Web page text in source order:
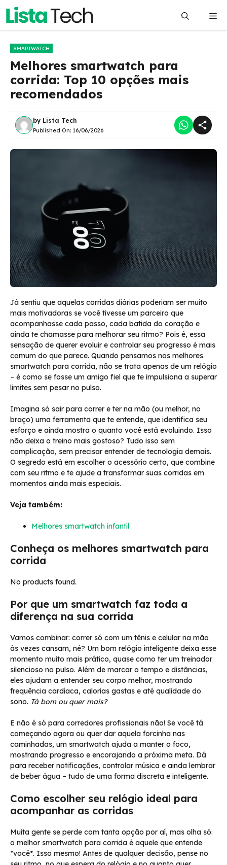
Pular
o
SMARTWATCH
Melhores smartwatch para
corrida: Top 10 opções mais
recomendados
by Lista Tech
Published On: 16/06/2026
Já sentiu que aquelas corridas diárias poderiam ser muito
mais motivadoras se você tivesse um parceiro que
acompanhasse cada passo, cada batida do coração e
ainda te chamasse para melhorar seu ritmo? Pois é, essa
sensação de querer evoluir e controlar seu progresso é mais
comum do que parece. Quando pensamos nos melhores
smartwatch para corrida, não se trata apenas de um relógio
– é como se fosse um amigo fiel que te impulsiona a superar
limites sem pesar no pulso.
Imagina só sair para correr e ter na mão (ou melhor, no
braço) uma ferramenta que te entende, que identifica seu
esforço e ainda mostra o quanto você está evoluindo. Isso
não deixa o treino mais gostoso? Tudo isso sem
complicação, sem precisar entender de tecnologia demais.
O segredo está em escolher o acessório certo, que combine
com seu ritmo e te ajude a transformar suas corridas em
momentos ainda mais especiais.
Veja também:
Melhores smartwatch infantil
Conheça os melhores smartwatch para
corrida
No products found.
Por que um smartwatch faz toda a
diferença na sua corrida
Vamos combinar: correr só com um tênis e celular na mão
às vezes cansam, né? Um bom relógio inteligente deixa esse
momento muito mais prático, quase como ter um treinador
silencioso no pulso. Além de marcar o tempo e distâncias,
eles ajudam a entender seu corpo melhor, mostrando
frequência cardíaca, calorias gastas e até qualidade do
sono. Tá bom ou quer mais?
E não é só para corredores profissionais não! Se você tá
começando agora ou quer dar aquela forcinha nas
caminhadas, um smartwatch ajuda a manter o foco,
mostrando progresso e encorajando a próxima meta. Dá
para receber notificações, controlar música e ainda lembrar
de beber água – tudo de uma forma discreta e inteligente.
Como escolher seu relógio ideal para
acompanhar as corridas
Muita gente se perde com tanta opção por aí, mas olha só:
o melhor smartwatch para corrida é aquele que entende
*você*. Isso mesmo! Antes de qualquer decisão, pense no